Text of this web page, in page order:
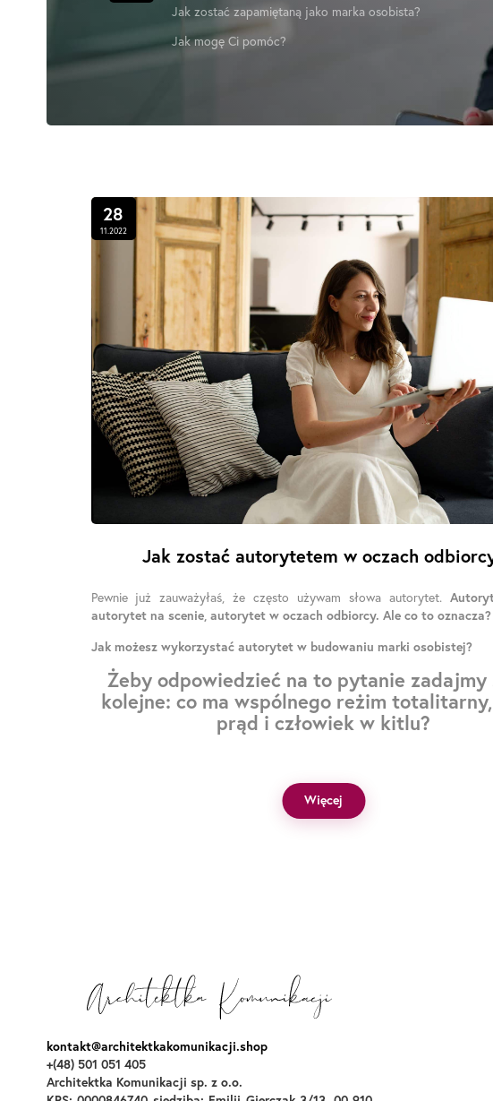
Jak zostać zapamiętaną jako marka osobista?
Jak mogę Ci pomóc?
28
11.2022
Jak zostać autorytetem w oczach
Pewnie już zauważyłaś, że często używam słowa autorytet.
autorytet na scenie, autorytet w oczach odbiorcy. Ale co to oznacza?
Jak możesz wykorzystać autorytet w budowaniu marki osobistej?
Żeby odpowiedzieć na to pytanie zadajmy
kolejne: co ma wspólnego reżim
prąd i człowiek w kitlu?
Więcej
kontakt@architektkakomunikacji.shop
+(48) 501 051 405
Architektka Komunikacji sp. z o.o.